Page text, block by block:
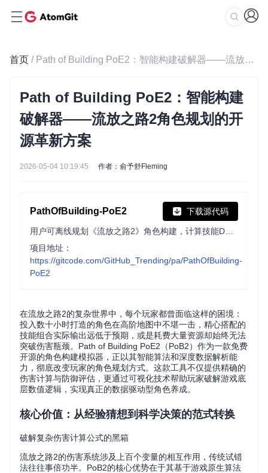
首页 / Path of Building PoE2：智能构建破解器——流放之路2角色规划的开源革新方案
Path of Building PoE2：智能构建
破解器——流放之路2角色规划的开
源革新方案
2026-05-04 10:19:45 作者：俞予舒Fleming
PathOfBuilding-PoE2 下载源代码
项目地址：
https://gitcode.com/GitHub_Trending/pa/PathOfBuilding-
PoE2
在流放之路2的复杂世界中，每个玩家都曾面临这样的困境：
投入数十小时打造的角色在高阶地图中不堪一击，精心搭配的
技能组合实际输出远低于预期，或是耗费大量资源却始终无法
突破伤害瓶颈。Path of Building PoE2（PoB2）作为一款免费
开源的角色构建模拟器，正以其智能算法和深度数据解析能
力，彻底改变玩家的角色规划方式。这款工具不仅提供精确的
伤害计算与防御评估，更通过可视化技术帮助玩家破解游戏底
层数值逻辑，实现真正的数据驱动型角色养成。
核心价值：从经验猜想到科学决策的范式转换
破解复杂伤害计算公式的黑箱
流放之路2的伤害系统涉及上百个变量的相互作用，传统试错
法往往事倍功半。PoB2的核心优势在于其基于游戏原生算法